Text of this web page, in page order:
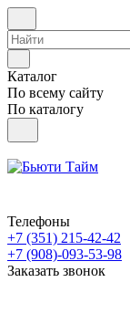
Каталог
По всему сайту
По каталогу
Телефоны
+7 (351) 215-42-42
+7 (908)-093-53-98
Заказать звонок